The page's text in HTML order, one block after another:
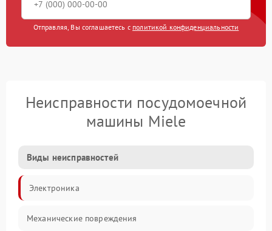
Отправляя, Вы соглашаетесь с политикой конфиденциальности
Неисправности посудомоечной
машины Miele
Виды неисправностей
Электроника
Механические повреждения